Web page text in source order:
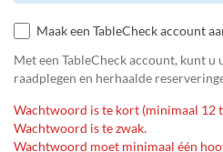
Maak een TableCheck account
Met een TableCheck account, kunt
raadplegen en herhaalde
Wachtwoord is te kort (minimaal 12
Wachtwoord is te zwak.
Wachtwoord moet minimaal één